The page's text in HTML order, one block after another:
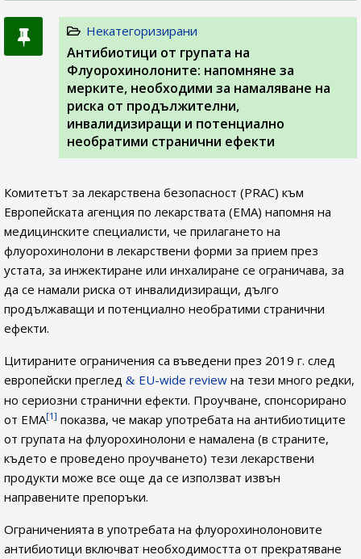
Некатегоризирани
Антибиотици от групата на
Флуорохинолоните: напомняне за
мерките, необходими за намаляване на
риска от продължителни,
инвалидизиращи и потенциално
необратими странични ефекти
Комитетът за лекарствена безопасност (PRAC) към
Европейската агенция по лекарствата (ЕМА) напомня на
медицинските специалисти, че прилагането на
флуорохинолони в лекарствени форми за прием през
устата, за инжектиране или инхалиране се ограничава, за
да се намали риска от инвалидизиращи, дълго
продължаващи и потенциално необратими странични
ефекти.
Цитираните ограничения са въведени през 2019 г. след
европейски преглед
EU-wide review на тези много редки,
но сериозни странични ефекти. Проучване, спонсорирано
от ЕМА[1] показва, че макар употребата на антибиотиците
от групата на флуорохинолони е намалена (в страните,
където е проведено проучването) тези лекарствени
продукти може все още да се използват извън
направените препоръки.
Ограниченията в употребата на флуорохинолоновите
антибиотици включват необходимостта от прекратяване